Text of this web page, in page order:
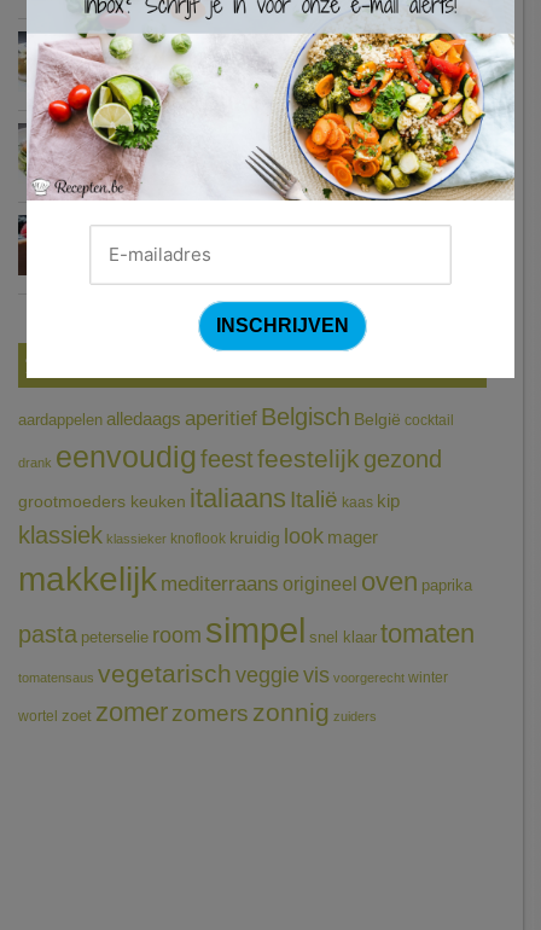
Zweedse gehaktballetjes
Courgetti met paprikasaus en halloumi (Sandra Bekkari)
Chocomousse met fruitbier
Tags
aardappelen alledaags aperitief Belgisch België cocktail
drank eenvoudigfeestfeestelijk gezond
grootmoeders keuken italiaans Italië kaas kip
klassiek klassieker knoflook kruidig look mager
makkelijk mediterraans origineel oven paprika
pasta peterselie room simpel snel klaar tomaten
tomatensaus vegetarischveggie vis voorgerecht winter
wortel zoet zomerzomers zonnig zuiders